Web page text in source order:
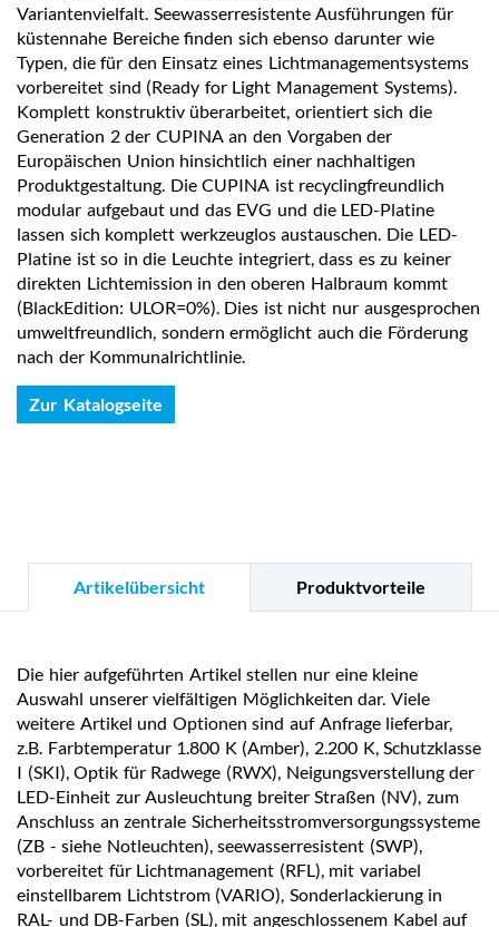
Variantenvielfalt. Seewasserresistente Ausführungen für
küstennahe Bereiche finden sich ebenso darunter wie
Typen, die für den Einsatz eines Lichtmanagementsystems
vorbereitet sind (Ready for Light Management Systems).
Komplett konstruktiv überarbeitet, orientiert sich die
Generation 2 der CUPINA an den Vorgaben der
Europäischen Union hinsichtlich einer nachhaltigen
Produktgestaltung. Die CUPINA ist recyclingfreundlich
modular aufgebaut und das EVG und die LED-Platine
lassen sich komplett werkzeuglos austauschen. Die LED-
Platine ist so in die Leuchte integriert, dass es zu keiner
direkten Lichtemission in den oberen Halbraum kommt
(BlackEdition: ULOR=0%). Dies ist nicht nur ausgesprochen
umweltfreundlich, sondern ermöglicht auch die Förderung
nach der Kommunalrichtlinie.
Zur Katalogseite
Artikelübersicht Produktvorteile
Die hier aufgeführten Artikel stellen nur eine kleine
Auswahl unserer vielfältigen Möglichkeiten dar. Viele
weitere Artikel und Optionen sind auf Anfrage lieferbar,
z.B. Farbtemperatur 1.800 K (Amber), 2.200 K, Schutzklasse
I (SKI), Optik für Radwege (RWX), Neigungsverstellung der
LED-Einheit zur Ausleuchtung breiter Straßen (NV), zum
Anschluss an zentrale Sicherheitsstromversorgungssysteme
(ZB - siehe Notleuchten), seewasserresistent (SWP),
vorbereitet für Lichtmanagement (RFL), mit variabel
einstellbarem Lichtstrom (VARIO), Sonderlackierung in
RAL- und DB-Farben (SL), mit angeschlossenem Kabel auf